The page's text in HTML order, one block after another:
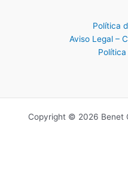
Política
Aviso Legal –
Copyright © 2026 Benet